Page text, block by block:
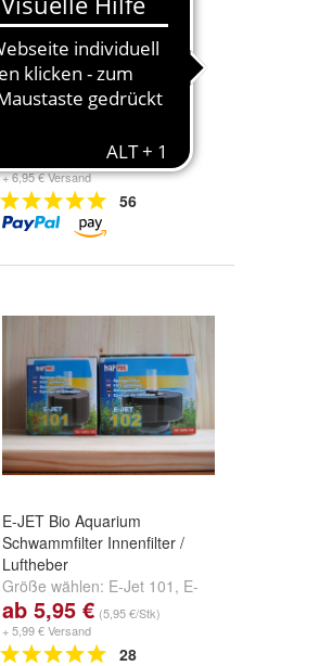
Oranger Zwergflusskrebs (
CPO )
+ 6,95 € Versand
56
E-JET Bio Aquarium
Schwammfilter Innenfilter /
Luftheber
Größe wählen: E-Jet 101 , E-
Jet 102,E-Jet 103und
...
ab 5,95 € (5,95 €/Stk)
+ 5,99 € Versand
28